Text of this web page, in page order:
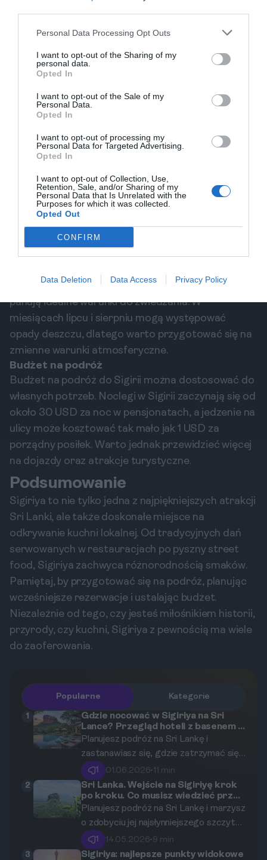
Personal Data Processing Opt Outs
I want to opt-out of the Sharing of my
personal data.
Opted In
I want to opt-out of the Sale of my
Personal Data.
Opted In
I want to opt-out of processing my
Personal Data for Targeted Advertising.
Opted In
I want to opt-out of Collection, Use,
Retention, Sale, and/or Sharing of my
Personal Data that Is Unrelated with the
Purposes for which it was collected.
Opted Out
CONFIRM
Data Deletion Data Access Privacy Policy
inżynierii. Historia tego miejsca sięga VII wieku, co
czyni je jednym z najważniejszych punktów w Sri
Praktyczne wskazówki
Przygotowując się do wizyty w Sigirii, warto
zwrócić uwagę na kilka praktycznych wskazówek.
Oto najważniejsze z nich.
Sigiriya jest dobrze skomunikowana z innymi
miastami w Sri Lance. Najlepszym sposobem
dotarcia do Sigirii jest wynajęcie tuktuka, który
przewiezie Cię bezpośrednio z dworca kolejowego
lub busowego. Alternatywnie można skorzystać z
transportu publicznego – autobusy kursują
regularnie do Sigirii, a ich ceny są przystępne.
Najlepsze miesiące do odwiedzenia
miesiące od października do kwietnia, kiedy to
panują idealne warunki do zwiedzania. W
miesiącach lipcu i sierpniu mogą występować
opady deszczu, dlatego warto przygotować się na
zmienne warunki atmosferyczne.
Budżet na podróż
Budżet na podróż do Sigirii można dostosować do
własnych potrzeb. Noclegi w Sigirii zaczynają się od
około 30 USD za noc w pensjonatach, a jedzenie na
ulicy może kosztować tak mało jak 1 USD za
porządny posiłek. Warto jednak przewidzieć więcej
na dojazdy oraz atrakcje turystyczne.
Podsumowanie
Sigiriya to nie tylko jedna z najpiękniejszych atrakcji
Sri Lanki, ale także doskonałe miejsce na
odkrywanie kuchni lokalnej. Od tradycyjnych dań
serwowanych w restauracjach po pyszny street
food, Sigiriya zachwyca różnorodnością smaków.
Pamiętaj, by przygotować się na podróż, planując
wcześniejsze rezerwacje i ustalając budżet.
Niezależnie od tego, czy jesteś miłośnikiem historii,
przyrody, czy kuchni, Sigiriya z pewnością ma wiele
do zaoferowania.
Popularne Kategorie
1
Gdzie nocować w Sigiriya na Sri
Lance? Przegląd hoteli z basenem i
widokiem na Lwią Skałę.
Planujesz podróż na Sri Lankę i
zastanawiasz się, gdzie zatrzymać się
w sercu Trójkąta Kulturalnego? Ten
przewodnik pomoże Ci wybrać idealny
nocleg w Sigiriya, prezentując
najlepsze hotele z basenem i
niezapomnianym widokiem na
majestatyczną Lwią Skałę. Odkryj z
nami, która lokalizacja będzie dla Ciebie
1 01.06.2026•11 min
2
Sri Lanka. Wejście na Sigiriyę krok
po kroku. Co musisz wiedzieć przed
wspinaczką na Lwią Skałę?
Planujesz podróż na Sri Lankę i marzysz
o zdobyciu jej najsłynniejszego szczytu?
Sigiriya, znana jako Lwia Skała, to
absolutny obowiązek na mapie każdego
1 14.05.2026•9 min
3
Sigiriya: najlepsze punkty widokowe